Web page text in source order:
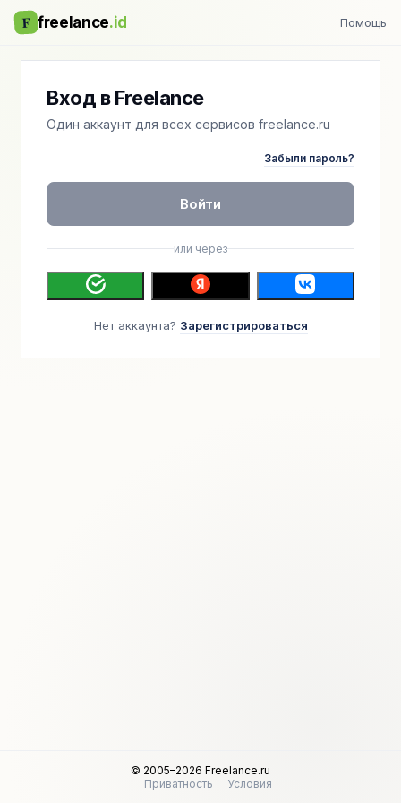
F freelance.id Помощь
Вход в Freelance
Один аккаунт для всех сервисов freelance.ru
Забыли пароль?
Войти
или через
Нет аккаунта? Зарегистрироваться
© 2005–2026 Freelance.ru
Приватность
Условия